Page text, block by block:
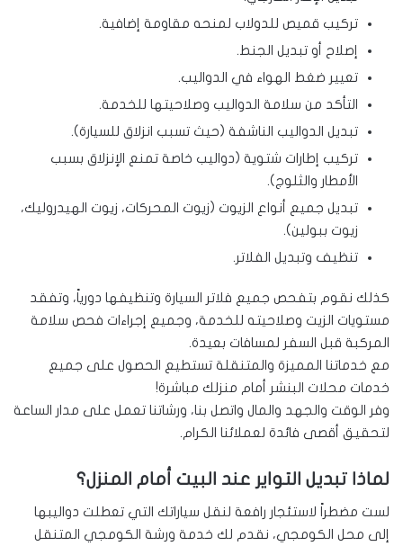
تركيب قميص للدولاب لمنحه مقاومة إضافية.
إصلاح أو تبديل الجنط.
تعيير ضغط الهواء في الدواليب.
التأكد من سلامة الدواليب وصلاحيتها للخدمة.
تبديل الدواليب الناشفة (حيث تسبب انزلاق للسيارة).
تركيب إطارات شتوية (دواليب خاصة تمنع الإنزلاق بسبب
الأمطار والثلوج).
تبديل جميع أنواع الزيوت (زيوت المحركات، زيوت الهيدروليك،
زيوت ببولين).
تنظيف وتبديل الفلاتر.
كذلك نقوم بتفحص جميع فلاتر السيارة وتنظيفها دورياً، وتفقد
مستويات الزيت وصلاحيته للخدمة، وجميع إجراءات فحص سلامة
المركبة قبل السفر لمسافات بعيدة.
مع خدماتنا المميزة والمتنقلة تستطيع الحصول على جميع
خدمات محلات البنشر أمام منزلك مباشرة!
وفر الوقت والجهد والمال واتصل بنا، ورشاتنا تعمل على مدار الساعة
لتحقيق أقصى فائدة لعملائنا الكرام.
لماذا تبديل التواير عند البيت أمام المنزل؟
لست مضطراً لاستئجار رافعة لنقل سياراتك التي تعطلت دواليبها
إلى محل الكومجي، نقدم لك خدمة ورشة الكومجي المتنقل